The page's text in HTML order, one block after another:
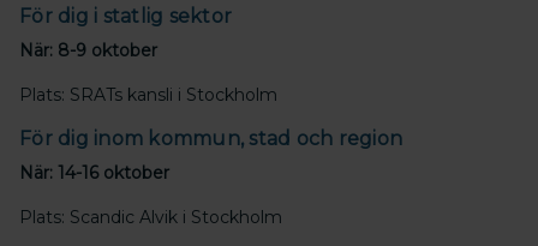
För dig i statlig sektor
När: 8-9 oktober
Plats: SRATs kansli i Stockholm
För dig inom kommun, stad och region
När: 14-16 oktober
Plats: Scandic Alvik i Stockholm